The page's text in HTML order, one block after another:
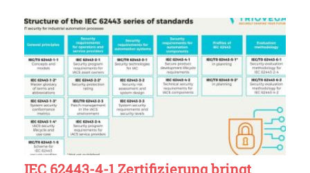
IEC 62443-4-1 Zertifizierung bringt